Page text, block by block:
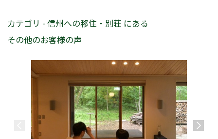
カテゴリ - 信州への移住・別荘 にある
その他のお客様の声